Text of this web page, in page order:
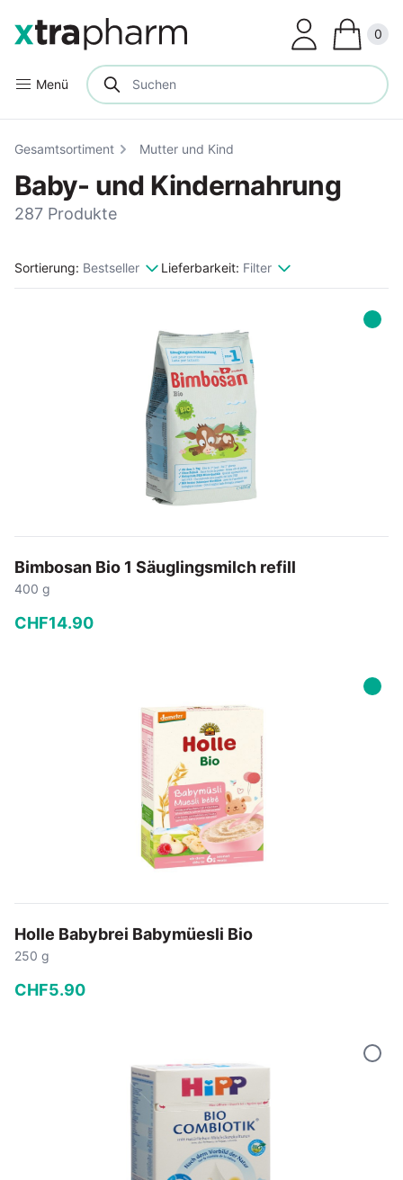
Menü
0
Gesamtsortiment Mutter und Kind
Baby- und Kindernahrung
287 Produkte
Sortierung: Bestseller Lieferbarkeit: Filter
Bimbosan Bio 1 Säuglingsmilch refill
400 g
CHF14.90
In den Warenkorb
Holle Babybrei Babymüesli Bio
250 g
CHF5.90
In den Warenkorb